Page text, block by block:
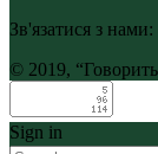
Зв'язатися з
© 2019,
Sign in